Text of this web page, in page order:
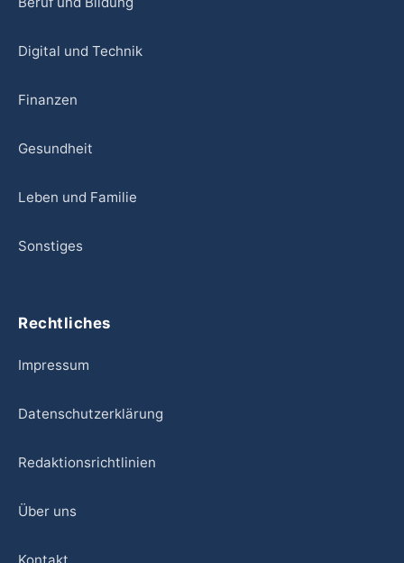
Digital und Technik
Finanzen
Gesundheit
Leben und Familie
Sonstiges
Rechtliches
Impressum
Datenschutzerklärung
Redaktionsrichtlinien
Über uns